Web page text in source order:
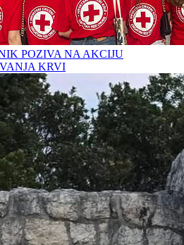
POZIVA NA AKCIJU
KRVI